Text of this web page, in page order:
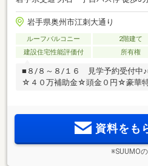
岩手県奥州市江刺大通り
ルーフバルコニー 2階建て
建設住宅性能評価付
所有権
■８/８～８/１６ 見学予約受付中
☆４０万補助金☆頭金０円☆豪華
資料をも
※SUUMO